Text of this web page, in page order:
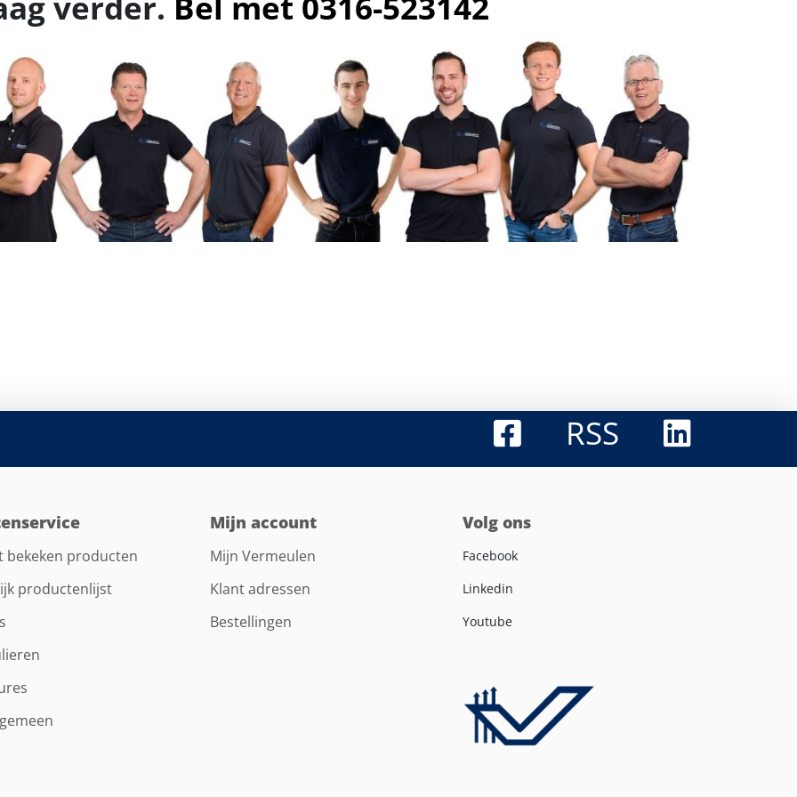
RSS
bekeken producten
productenlijst
Mijn account
Mijn Vermeulen
Klant adressen
Bestellingen
Volg ons
Facebook
Linkedin
Youtube